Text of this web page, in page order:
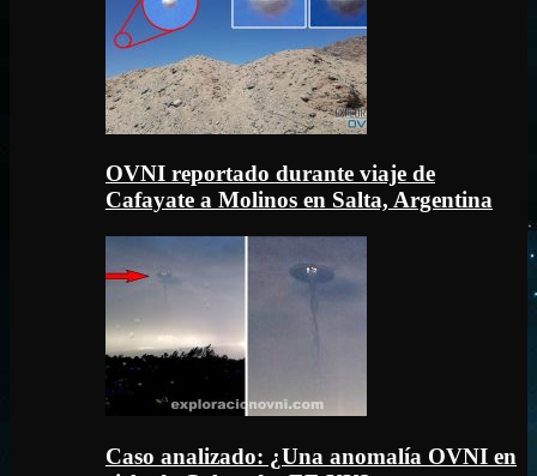
OVNI reportado durante viaje de
Cafayate a Molinos en Salta, Argentina
Caso analizado: ¿Una anomalía OVNI en